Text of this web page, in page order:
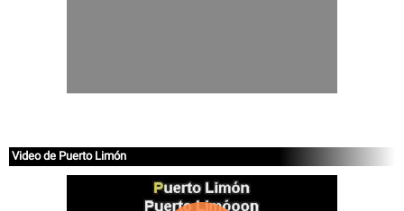
Video de Puerto Limón